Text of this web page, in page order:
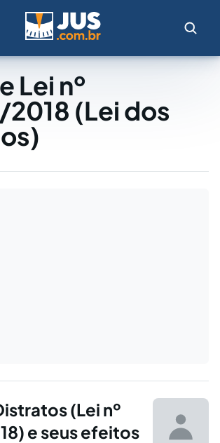
Lei nº
(Lei dos
(Lei nº
e seus efeitos